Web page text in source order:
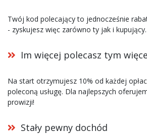
Twój kod polecający to jednocześnie
- zyskujesz więc zarówno ty jak i kupujący.
Im więcej polecasz tym
Na start otrzymujesz 10% od każdej
poleconą usługę. Dla najlepszych
prowizji!
Stały pewny dochód